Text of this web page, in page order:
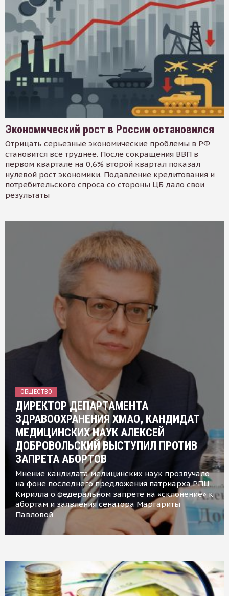
Экономический рост в России остановился
Отрицать серьезные экономические проблемы в РФ
становится все труднее. После сокращения ВВП в
первом квартале на 0,6% второй квартал показал
нулевой рост экономики. Подавление кредитования и
потребительского спроса со стороны ЦБ дало свои
результаты
ОБЩЕСТВО
ДИРЕКТОР ДЕПАРТАМЕНТА
ЗДРАВООХРАНЕНИЯ ХМАО, КАНДИДАТ
МЕДИЦИНСКИХ НАУК АЛЕКСЕЙ
ДОБРОВОЛЬСКИЙ ВЫСТУПИЛ ПРОТИВ
ЗАПРЕТА АБОРТОВ
Мнение кандидата медицинских наук прозвучало
на фоне последнего предложения патриарха РПЦ
Кирилла о федеральном запрете на «склонение» к
абортам и заявления сенатора Маргариты
Павловой